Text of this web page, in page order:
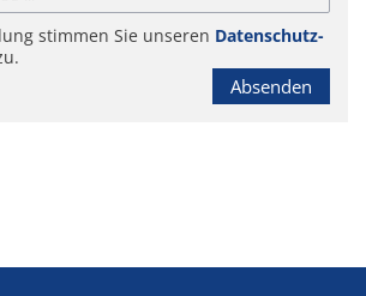
stimmen Sie unseren Datenschutz-
Absenden